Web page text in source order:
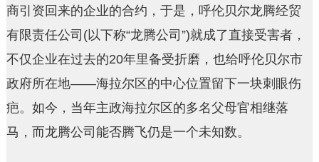
商引资回来的企业的合约，于是，呼伦贝尔龙腾经贸
有限责任公司(以下称“龙腾公司”)就成了直接受害者，
不仅企业在过去的20年里备受折磨，也给呼伦贝尔市
政府所在地——海拉尔区的中心位置留下一块刺眼伤
疤。如今，当年主政海拉尔区的多名父母官相继落
马，而龙腾公司能否腾飞仍是一个未知数。